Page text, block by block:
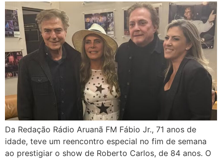
Da Redação Rádio Aruanã FM Fábio Jr., 71 anos de
idade, teve um reencontro especial no fim de semana
ao prestigiar o show de Roberto Carlos, de 84 anos. O